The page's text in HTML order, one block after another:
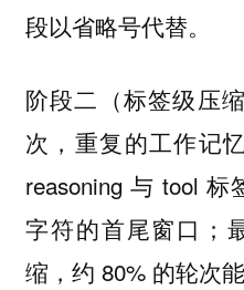
段以省略号代替。
阶段二（标签级压缩
次，重复的工作记
reasoning 与 tool
字符的首尾窗口；
缩，约 80% 的轮次